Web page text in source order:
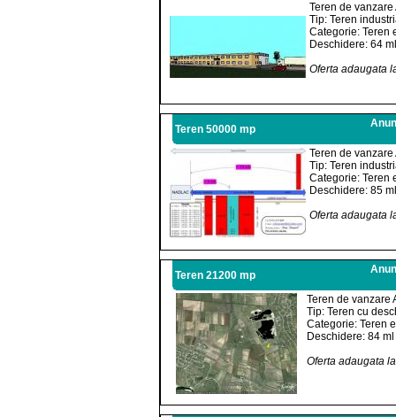
Teren de vanzare
Tip: Teren
Categorie: Teren
Deschidere: 64 ml
Oferta adaugata
Teren 50000 mp
Teren de vanzare
Tip: Teren
Categorie: Teren
Deschidere: 85 ml
Oferta adaugata
Teren 21200 mp
Teren de vanzare
Tip: Teren cu
Categorie: Teren
Deschidere: 84 ml
Oferta adaugata